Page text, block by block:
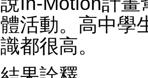
體活動。高中學
識都很高。